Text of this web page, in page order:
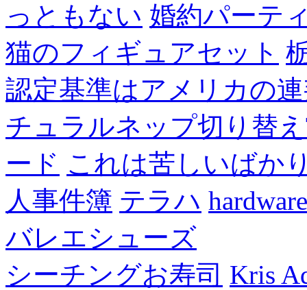
っともない 婚約パーテ
猫のフィギュアセット
認定基準はアメリカの
チュラルネップ切り替
ード これは苦しいばか
人事件簿 テラハ
バレエシューズ
シーチングお寿司 Kris